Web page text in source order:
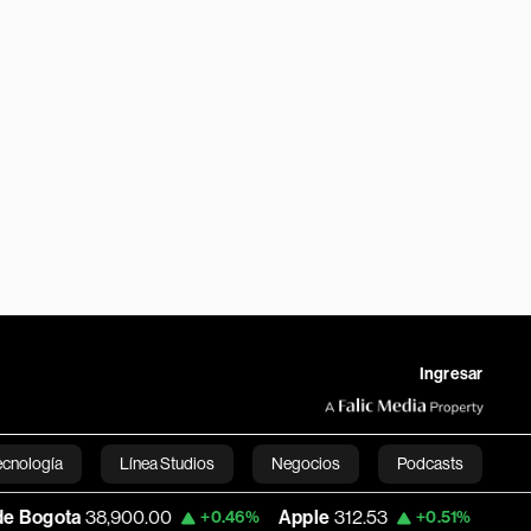
Ingresar
Línea Studios Negocios Podcasts
English+0.46% Apple 312.53 +0.51% USD COP